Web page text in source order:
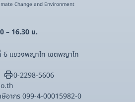
Change and Environment
– 16.30 น.
6 แขวงพญาไท เขตพญาไท
0-2298-5606
ษีอากร 099-4-00015982-0